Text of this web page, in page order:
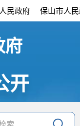
民政府 保山市人
府
开